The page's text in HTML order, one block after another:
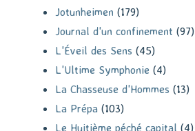
Jotunheimen (179)
Journal d'un confinement (97)
L'Éveil des Sens (45)
L'Ultime Symphonie (4)
La Chasseuse d'Hommes (13)
La Prépa (103)
Le Huitième péché capital (4)